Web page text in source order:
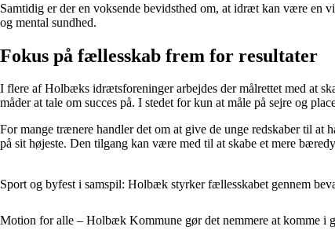
Samtidig er der en voksende bevidsthed om, at idræt kan være en
og mental sundhed.
Fokus på fællesskab frem for resultater
I flere af Holbæks idrætsforeninger arbejdes der målrettet med at
måder at tale om succes på. I stedet for kun at måle på sejre og
For mange trænere handler det om at give de unge redskaber til
på sit højeste. Den tilgang kan være med til at skabe et mere
Sport og byfest i samspil: Holbæk styrker fællesskabet gennem
Motion for alle – Holbæk Kommune gør det nemmere at komme i